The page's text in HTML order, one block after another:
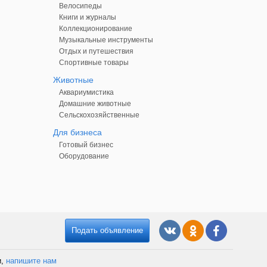
Велосипеды
Книги и журналы
Коллекционирование
Музыкальные инструменты
Отдых и путешествия
Спортивные товары
Животные
Аквариумистика
Домашние животные
Сельскохозяйственные
Для бизнеса
Готовый бизнес
Оборудование
Подать объявление
напишите нам